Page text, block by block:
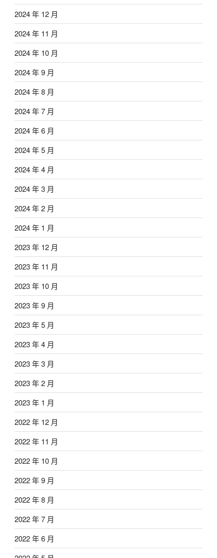
2024 年 12 月
2024 年 11 月
2024 年 10 月
2024 年 9 月
2024 年 8 月
2024 年 7 月
2024 年 6 月
2024 年 5 月
2024 年 4 月
2024 年 3 月
2024 年 2 月
2024 年 1 月
2023 年 12 月
2023 年 11 月
2023 年 10 月
2023 年 9 月
2023 年 5 月
2023 年 4 月
2023 年 3 月
2023 年 2 月
2023 年 1 月
2022 年 12 月
2022 年 11 月
2022 年 10 月
2022 年 9 月
2022 年 8 月
2022 年 7 月
2022 年 6 月